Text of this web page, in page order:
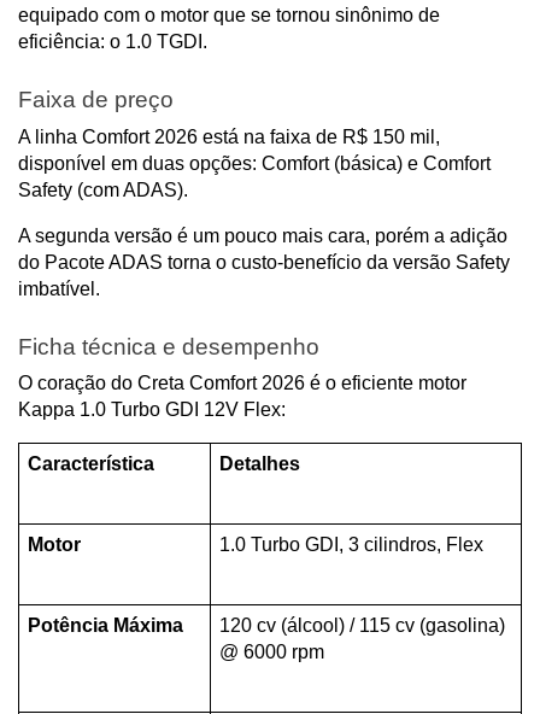
equipado com o motor que se tornou sinônimo de
eficiência: o 1.0 TGDI.
Faixa de preço
A linha Comfort 2026 está na faixa de R$ 150 mil,
disponível em duas opções: Comfort (básica) e Comfort
Safety (com ADAS).
A segunda versão é um pouco mais cara, porém a adição
do Pacote ADAS torna o custo-benefício da versão Safety
imbatível.
Ficha técnica e desempenho
O coração do Creta Comfort 2026 é o eficiente motor
Kappa 1.0 Turbo GDI 12V Flex:
Característica Detalhes
Motor 1.0 Turbo GDI, 3 cilindros, Flex
Potência Máxima
120 cv (álcool) / 115 cv (gasolina)
@ 6000 rpm